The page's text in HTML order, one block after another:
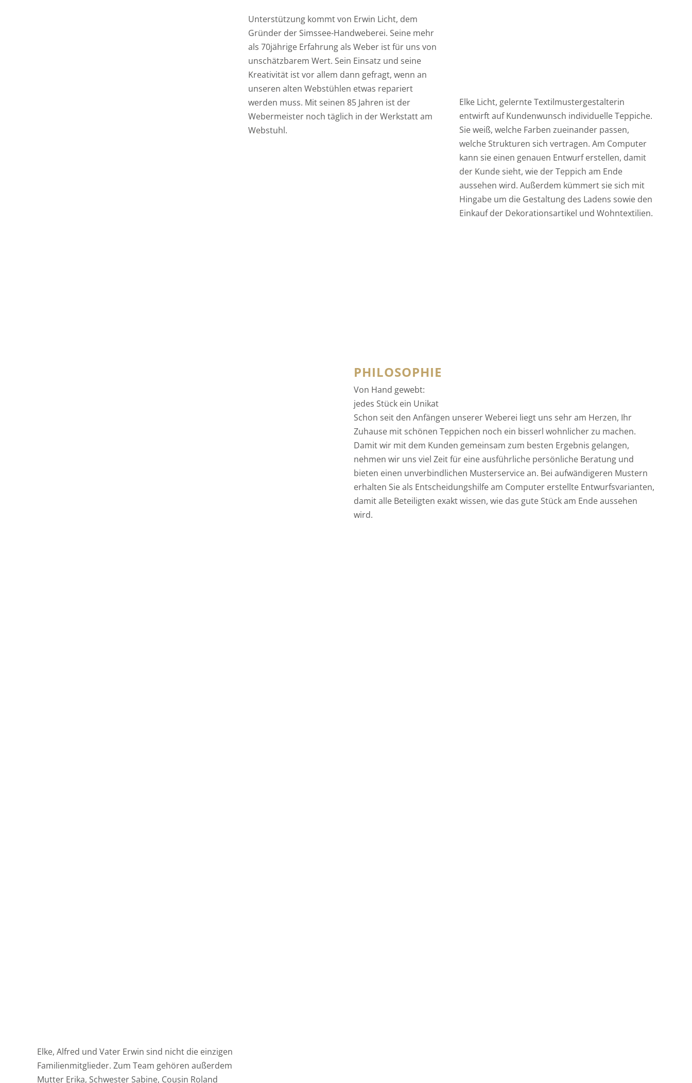
Unterstützung kommt von Erwin Licht, dem
Gründer der Simssee-Handweberei. Seine mehr
als 70jährige Erfahrung als Weber ist für uns von
unschätzbarem Wert. Sein Einsatz und seine
Kreativität ist vor allem dann gefragt, wenn an
unseren alten Webstühlen etwas repariert
werden muss. Mit seinen 85 Jahren ist der
Webermeister noch täglich in der Werkstatt am
Webstuhl.
Elke Licht, gelernte Textilmustergestalterin
entwirft auf Kundenwunsch individuelle Teppiche.
Sie weiß, welche Farben zueinander passen,
welche Strukturen sich vertragen. Am Computer
kann sie einen genauen Entwurf erstellen, damit
der Kunde sieht, wie der Teppich am Ende
aussehen wird. Außerdem kümmert sie sich mit
Hingabe um die Gestaltung des Ladens sowie den
Einkauf der Dekorationsartikel und Wohntextilien.
PHILOSOPHIE
Von Hand gewebt:
jedes Stück ein Unikat
Schon seit den Anfängen unserer Weberei liegt uns sehr am Herzen, Ihr
Zuhause mit schönen Teppichen noch ein bisserl wohnlicher zu machen.
Damit wir mit dem Kunden gemeinsam zum besten Ergebnis gelangen,
nehmen wir uns viel Zeit für eine ausführliche persönliche Beratung und
bieten einen unverbindlichen Musterservice an. Bei aufwändigeren Mustern
erhalten Sie als Entscheidungshilfe am Computer erstellte Entwurfsvarianten,
damit alle Beteiligten exakt wissen, wie das gute Stück am Ende aussehen
wird.
Elke, Alfred und Vater Erwin sind nicht die einzigen
Familienmitglieder. Zum Team gehören außerdem
Mutter Erika, Schwester Sabine, Cousin Roland